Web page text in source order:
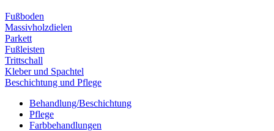
Fußboden
Massivholzdielen
Parkett
Fußleisten
Trittschall
Kleber und Spachtel
Beschichtung und Pflege
Behandlung/Beschichtung
Pflege
Farbbehandlungen